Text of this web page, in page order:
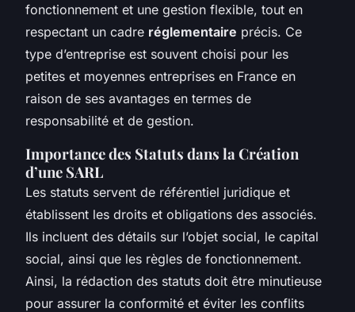
fonctionnement et une gestion flexible, tout en
respectant un cadre réglementaire précis. Ce
type d’entreprise est souvent choisi pour les
petites et moyennes entreprises en France en
raison de ses avantages en termes de
responsabilité et de gestion.
Importance des Statuts dans la Création
d’une SARL
Les statuts servent de référentiel juridique et
établissent les droits et obligations des associés.
Ils incluent des détails sur l’objet social, le capital
social, ainsi que les règles de fonctionnement.
Ainsi, la rédaction des statuts doit être minutieuse
pour assurer la conformité et éviter les conflits